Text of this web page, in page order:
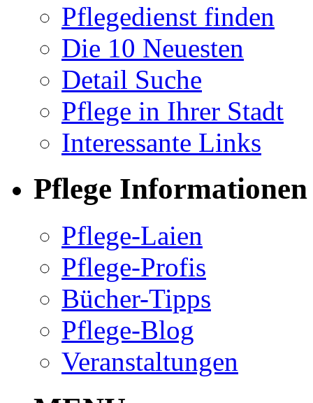
Pflegedienst finden
Die 10 Neuesten
Detail Suche
Pflege in Ihrer Stadt
Interessante Links
Pflege Informationen
Pflege-Laien
Pflege-Profis
Bücher-Tipps
Pflege-Blog
Veranstaltungen